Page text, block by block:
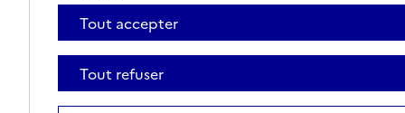
Tout accepter
Tout refuser